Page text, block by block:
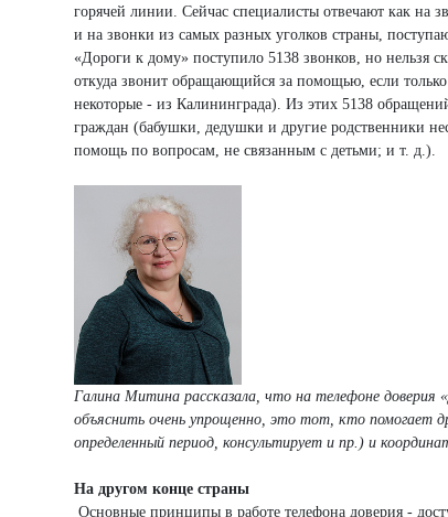
горячей линии. Сейчас специалисты отвечают как на
и на звонки из самых разных уголков страны,
«Дороги к дому» поступило 5138 звонков, но нельзя
откуда звонит обращающийся за помощью, если
некоторые - из Калининграда). Из этих 5138
граждан (бабушки, дедушки и другие родственники
помощь по вопросам, не связанным с детьми; и т. д.).
Галина Митина рассказала, что на телефоне доверия
объяснить очень упрощенно, это тот, кто помогает
определенный период, консультирует и пр.) и
На другом конце страны
Основные принципы в работе телефона доверия -